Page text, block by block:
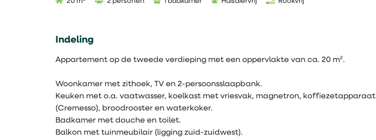
Indeling
Appartement op de tweede verdieping met een oppervlakte van ca. 20 m².
Woonkamer met zithoek, TV en 2-persoonsslaapbank.
Keuken met o.a. vaatwasser, koelkast met vriesvak, magnetron, koffiezetapparaat
(Cremesso), broodrooster en waterkoker.
Badkamer met douche en toilet.
Balkon met tuinmeubilair (ligging zuid-zuidwest).